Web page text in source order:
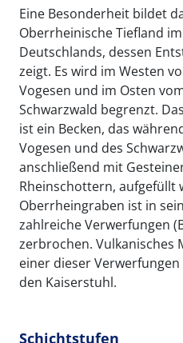
Eine Besonderheit bildet
Oberrheinische Tiefland
Deutschlands, dessen
zeigt. Es wird im Westen
Vogesen und im Osten
Schwarzwald begrenzt.
ist ein Becken, das
Vogesen und des
anschließend mit
Rheinschottern, aufgefüllt
Oberrheingraben ist in
zahlreiche Verwerfungen
zerbrochen. Vulkanisches
einer dieser
den Kaiserstuhl.
Schichtstufen